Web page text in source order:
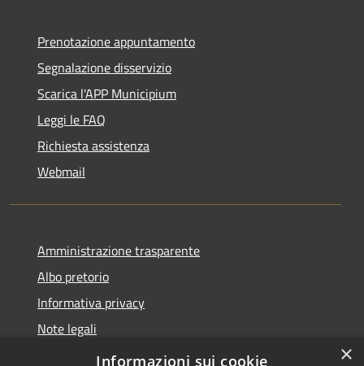
Prenotazione appuntamento
Segnalazione disservizio
Scarica l'APP Municipium
Leggi le FAQ
Richiesta assistenza
Webmail
Amministrazione trasparente
Albo pretorio
Informativa privacy
Note legali
Dichiarazione di accessibilità
×
Informazioni sui cookie